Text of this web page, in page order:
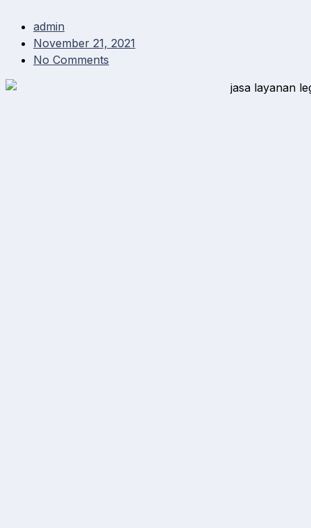
admin
November 21, 2021
No Comments